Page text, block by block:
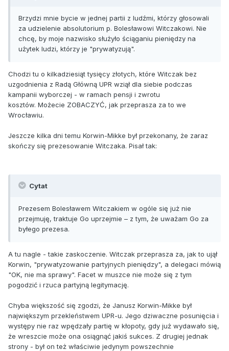
Brzydzi mnie bycie w jednej partii z ludźmi, którzy głosowali
za udzielenie absolutorium p. Bolesławowi Witczakowi. Nie
chcę, by moje nazwisko służyło ściąganiu pieniędzy na
użytek ludzi, którzy je "prywatyzują".
Chodzi tu o kilkadziesiąt tysięcy złotych, które Witczak bez
uzgodnienia z Radą Główną UPR wziął dla siebie podczas
kampanii wyborczej - w ramach pensji i zwrotu
kosztów. Możecie ZOBACZYĆ, jak przeprasza za to we
Wrocławiu.
Jeszcze kilka dni temu Korwin-Mikke był przekonany, że zaraz
skończy się prezesowanie Witczaka. Pisał tak:
Cytat
Prezesem Bolesławem Witczakiem w ogóle się już nie
przejmuję, traktuje Go uprzejmie – z tym, że uważam Go za
byłego prezesa.
A tu nagle - takie zaskoczenie. Witczak przeprasza za, jak to ujął
Korwin, "prywatyzowanie partyjnych pieniędzy", a delegaci mówią
"OK, nie ma sprawy". Facet w muszce nie może się z tym
pogodzić i rzuca partyjną legitymację.
Chyba większość się zgodzi, że Janusz Korwin-Mikke był
największym przekleństwem UPR-u. Jego dziwaczne posunięcia i
występy nie raz wpędzały partię w kłopoty, gdy już wydawało się,
że wreszcie może ona osiągnąć jakiś sukces. Z drugiej jednak
strony - był on też właściwie jedynym powszechnie